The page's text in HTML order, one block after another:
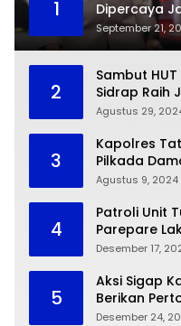
1
Dipercaya
September 21,
2
Sambut
Sidrap Raih
Zona 5
Agustus 29,
3
Kapolres
Pilkada
Agustus 9, 2024
4
Patroli Unit
Parepare
Larangan
Desember 17,
5
Aksi Sigap
Berikan
Desember 24,